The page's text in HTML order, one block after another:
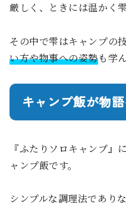
厳しく、ときには温かく
その中で雫はキャンプの
い方や物事への姿勢も学
キャンプ飯が物
『ふたりソロキャンプ』
ャンプ飯です。
シンプルな調理法であり